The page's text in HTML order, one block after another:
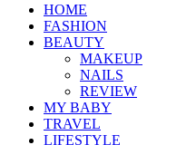
HOME
FASHION
BEAUTY
MAKEUP
NAILS
REVIEW
MY BABY
TRAVEL
LIFESTYLE